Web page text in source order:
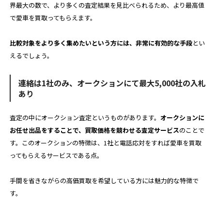
界最大の数で、より多くの査定結果を見比べられるため、より最高値
で愛車を買取ってもらえます。
比較対象をより多く集めたいという方には、非常に有効的な手段とい
えるでしょう。
連絡は1社のみ、オークションにて最大5,000社の入札
あり
査定の中にオークション査定というものがあります。 オークションに
お任せ出品をすることで、買取価格を競わせる査定サービスのことで
す。このオークションの特徴は、1社と電話応対をすれば愛車を買取
ってもらえるサービスである点。
手間を省きながらの高価買取を希望している方には魅力的な特徴で
す。